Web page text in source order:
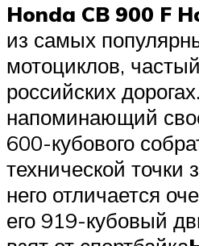
Honda CB 900 F
из самых
мотоциклов,
российских
напоминающий
600-кубового
технической точки
него отличается
его 919-кубовый